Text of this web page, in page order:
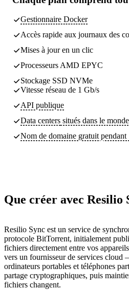
Gestionnaire Docker
Accès rapide aux journaux des
Mises à jour en un clic
Processeurs AMD EPYC
Stockage SSD NVMe
Vitesse réseau de 1 Gb/s
API publique
Data centers situés dans le
Nom de domaine gratuit pendant
Que créer avec Resilio
Resilio Sync est un service de
protocole BitTorrent, initialement
fichiers directement entre vos
vers un fournisseur de services
ordinateurs portables et téléphones
partage cryptographiques, puis
fichiers changent.